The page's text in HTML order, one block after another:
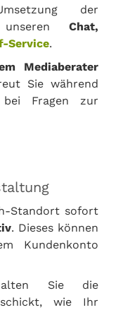
der
unseren Chat,
Service.
Mediaberater
Sie während
Fragen zur
Standort sofort
. Dieses können
Kundenkonto
Sie die
wie Ihr